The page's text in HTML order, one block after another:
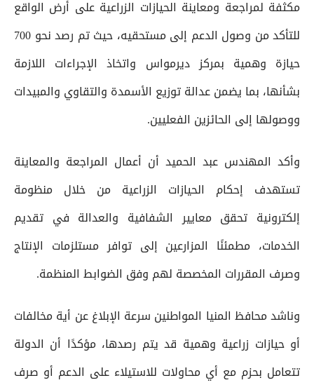
مكثفة لمراجعة ومعاينة الحيازات الزراعية على أرض الواقع
للتأكد من وصول الدعم إلى مستحقيه، حيث تم رصد نحو 700
حيازة وهمية بمركز ديرمواس واتخاذ الإجراءات اللازمة
بشأنها، بما يضمن عدالة توزيع الأسمدة والتقاوي والمبيدات
ووصولها إلى الحائزين الفعليين.
وأكد المهندس عبد الحميد أن أعمال المراجعة والمعاينة
تستهدف إحكام الحيازات الزراعية من خلال منظومة
إلكترونية تحقق معايير الشفافية والعدالة في تقديم
الخدمات، مطمئنًا المزارعين إلى توافر مستلزمات الإنتاج
وصرف المقررات المخصصة لهم وفق الضوابط المنظمة.
وناشد محافظ المنيا المواطنين سرعة الإبلاغ عن أية مخالفات
أو حيازات زراعية وهمية قد يتم رصدها، مؤكدًا أن الدولة
تتعامل بحزم مع أي محاولات للاستيلاء على الدعم أو صرف